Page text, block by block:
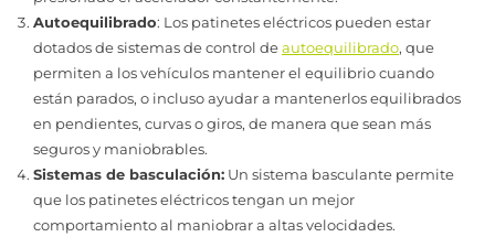
Autoequilibrado: Los patinetes eléctricos pueden estar
dotados de sistemas de control deautoequilibrado, que
permiten a los vehículos mantener el equilibrio cuando
están parados, o incluso ayudar a mantenerlos equilibrados
en pendientes, curvas o giros, de manera que sean más
seguros y maniobrables.
Sistemas de basculación: Un sistema basculante permite
que los patinetes eléctricos tengan un mejor
comportamiento al maniobrar a altas velocidades.